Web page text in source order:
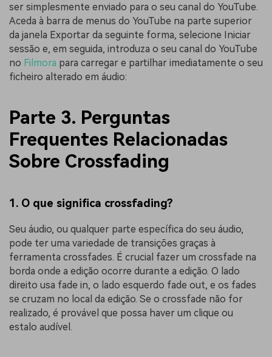
ser simplesmente enviado para o seu canal do YouTube.
Aceda à barra de menus do YouTube na parte superior
da janela Exportar da seguinte forma, selecione Iniciar
sessão e, em seguida, introduza o seu canal do YouTube
no Filmora para carregar e partilhar imediatamente o seu
ficheiro alterado em áudio:
Parte 3. Perguntas
Frequentes Relacionadas
Sobre Crossfading
1. O que significa crossfading?
Seu áudio, ou qualquer parte específica do seu áudio,
pode ter uma variedade de transições graças à
ferramenta crossfades. É crucial fazer um crossfade na
borda onde a edição ocorre durante a edição. O lado
direito usa fade in, o lado esquerdo fade out, e os fades
se cruzam no local da edição. Se o crossfade não for
realizado, é provável que possa haver um clique ou
estalo audível.